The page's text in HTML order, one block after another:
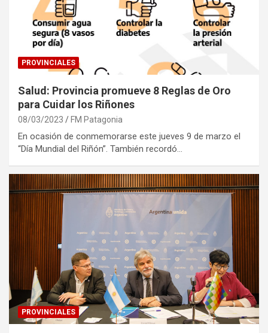
PROVINCIALES
Salud: Provincia promueve 8 Reglas de Oro
para Cuidar los Riñones
08/03/2023 FM Patagonia
En ocasión de conmemorarse este jueves 9 de marzo el
“Día Mundial del Riñón”. También recordó…
PROVINCIALES